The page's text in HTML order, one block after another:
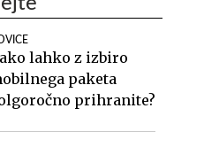
lahko z izbiro
paketa
prihranite?